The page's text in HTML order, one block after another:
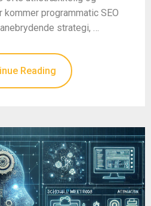
programmatic SEO
strategi, …
Reading